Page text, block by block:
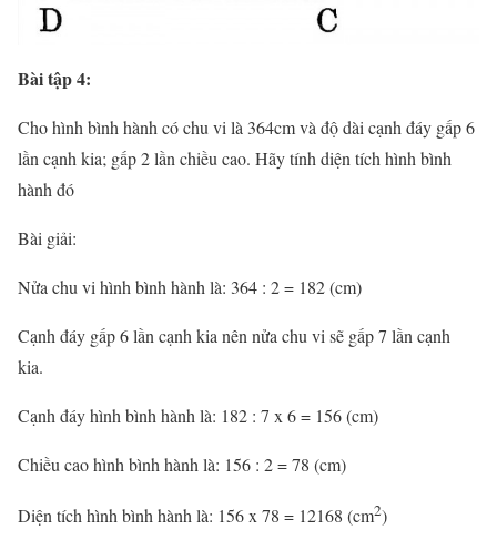
Bài tập 4:
Cho hình bình hành có chu vi là 364cm và độ dài cạnh đáy gấp 6
lần cạnh kia; gấp 2 lần chiều cao. Hãy tính diện tích hình bình
hành đó
Bài giải:
Nửa chu vi hình bình hành là: 364 : 2 = 182 (cm)
Cạnh đáy gấp 6 lần cạnh kia nên nửa chu vi sẽ gấp 7 lần cạnh
kia.
Cạnh đáy hình bình hành là: 182 : 7 x 6 = 156 (cm)
Chiều cao hình bình hành là: 156 : 2 = 78 (cm)
Diện tích hình bình hành là: 156 x 78 = 12168 (cm2)